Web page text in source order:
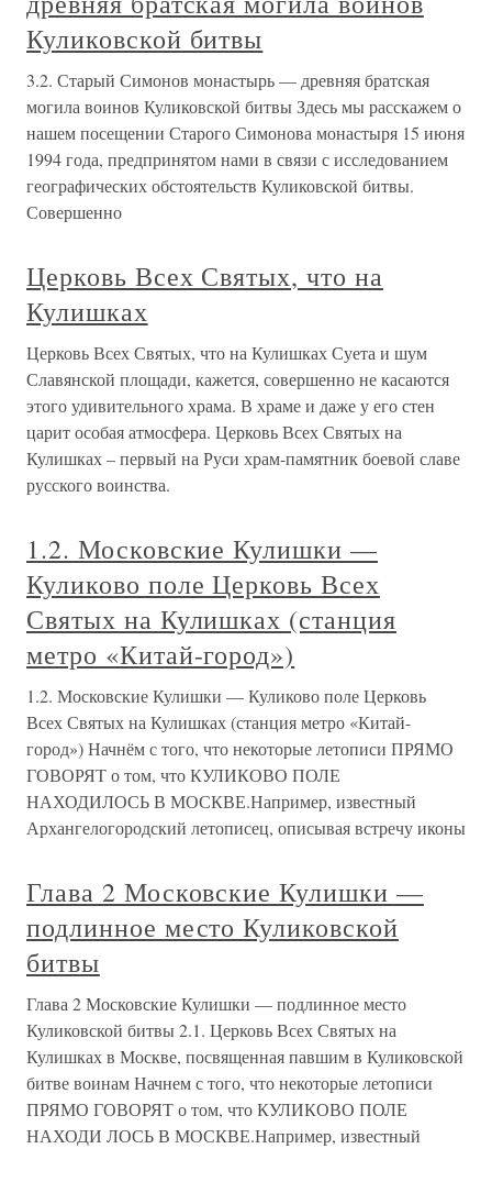
Куликовской битвы
3.2. Старый Симонов монастырь — древняя братская
могила воинов Куликовской битвы Здесь мы расскажем о
нашем посещении Старого Симонова монастыря 15 июня
1994 года, предпринятом нами в связи с исследованием
географических обстоятельств Куликовской битвы.
Совершенно
Церковь Всех Святых, что на
Кулишках
Церковь Всех Святых, что на Кулишках Суета и шум
Славянской площади, кажется, совершенно не касаются
этого удивительного храма. В храме и даже у его стен
царит особая атмосфера. Церковь Всех Святых на
Кулишках – первый на Руси храм-памятник боевой славе
русского воинства.
1.2. Московские Кулишки —
Куликово поле Церковь Всех
Святых на Кулишках (станция
метро «Китай-город»)
1.2. Московские Кулишки — Куликово поле Церковь
Всех Святых на Кулишках (станция метро «Китай-
город») Начнём с того, что некоторые летописи ПРЯМО
ГОВОРЯТ о том, что КУЛИКОВО ПОЛЕ
НАХОДИЛОСЬ В МОСКВЕ.Например, известный
Архангелогородский летописец, описывая встречу иконы
Глава 2 Московские Кулишки —
подлинное место Куликовской
битвы
Глава 2 Московские Кулишки — подлинное место
Куликовской битвы 2.1. Церковь Всех Святых на
Кулишках в Москве, посвященная павшим в Куликовской
битве воинам Начнем с того, что некоторые летописи
ПРЯМО ГОВОРЯТ о том, что КУЛИКОВО ПОЛЕ
НАХОДИ ЛОСЬ В МОСКВЕ.Например, известный